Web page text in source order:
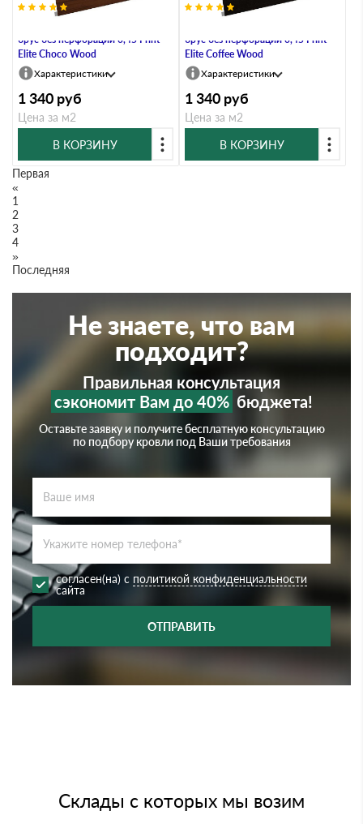
брус без перфорации 0,45 Print
Elite Choco Wood
Характеристики
1 340 руб
Цена за м2
В КОРЗИНУ
брус без перфорации 0,45 Print
Elite Coffee Wood
Характеристики
1 340 руб
Цена за м2
В КОРЗИНУ
Первая
«
1
2
3
4
»
Последняя
Не знаете, что вам
подходит?
Правильная консультация
сэкономит Вам до 40% бюджета!
Оставьте заявку и получите бесплатную консультацию
по подбору кровли под Ваши требования
согласен(на) с политикой конфиденциальности
сайта
ОТПРАВИТЬ
Склады с которых мы возим